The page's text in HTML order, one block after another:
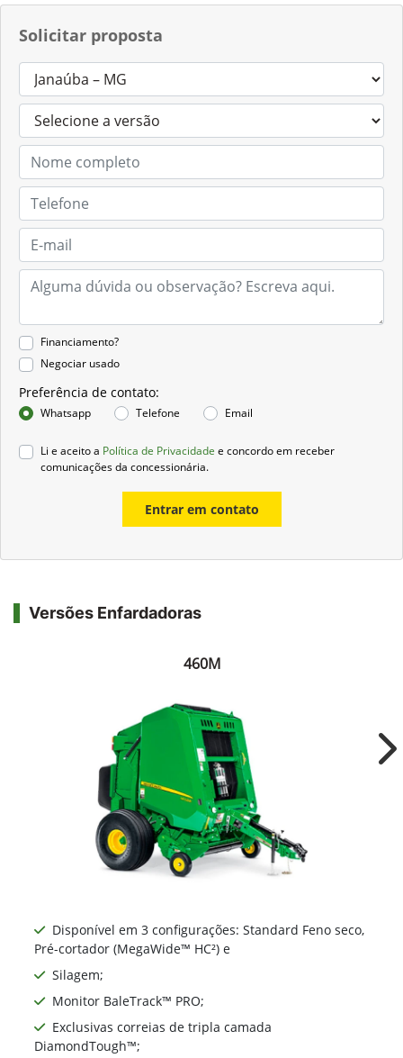
Solicitar proposta
Financiamento?
Negociar usado
Preferência de contato:
Whatsapp Telefone Email
Li e aceito a Política de Privacidade e concordo em receber
comunicações da concessionária.
Entrar em contato
Versões Enfardadoras
460M
Disponível em 3 configurações: Standard Feno seco,
Pré-cortador (MegaWide™ HC²) e
Silagem;
Monitor BaleTrack™ PRO;
Exclusivas correias de tripla camada
DiamondTough™;